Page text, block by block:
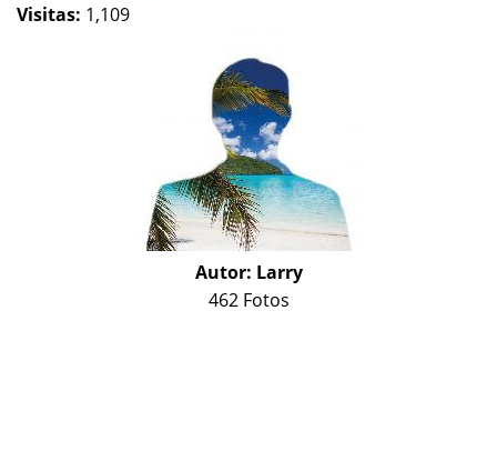
Visitas: 1,109
Autor: Larry
462 Fotos